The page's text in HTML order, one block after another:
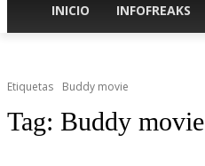
INICIO INFOFREAKS
Etiquetas Buddy movie
Tag: Buddy movie